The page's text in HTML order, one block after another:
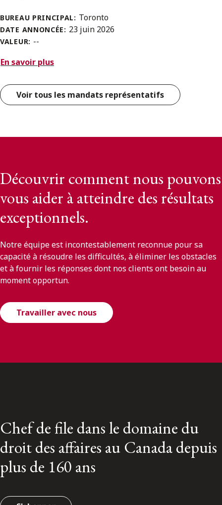
BUREAU PRINCIPAL: Toronto
DATE ANNONCÉE: 23 juin 2026
VALEUR: --
En savoir plus
Voir tous les mandats représentatifs
Découvrir comment nous pouvons
vous aider à atteindre des résultats
exceptionnels.
Notre équipe est incontestablement reconnue pour sa
capacité à résoudre les difficultés, à éliminer les obstacles
et à fournir les réponses dont nos clients ont besoin au
moment opportun.
Travailler avec nous
Chef de file dans le domaine du
droit des affaires au Canada depuis
plus de 160 ans